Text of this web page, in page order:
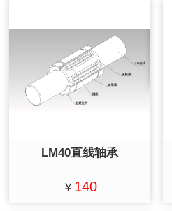
LM40直线轴承
￥ 140